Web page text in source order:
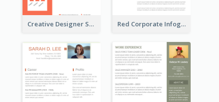
Creative Designer Student Resume Red Corporate Infographic Resume